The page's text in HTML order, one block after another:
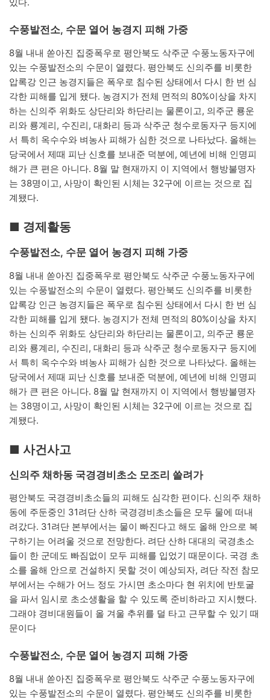
있다.
수풍발전소, 수문 열어 농경지 피해 가중
8월 내내 쏟아진 집중폭우로 평안북도 삭주군 수풍노동자구에
있는 수풍발전소의 수문이 열렸다. 평안북도 신의주를 비롯한
압록강 인근 농경지들은 폭우로 침수된 상태에서 다시 한 번 심
각한 피해를 입게 됐다. 농경지가 전체 면적의 80%이상을 차지
하는 신의주 위화도 상단리와 하단리는 물론이고, 의주군 룡운
리와 룡계리, 수진리, 대화리 등과 삭주군 청수로동자구 등지에
서 특히 옥수수와 벼농사 피해가 심한 것으로 나타났다. 올해는
당국에서 제때 피난 신호를 보내준 덕분에, 예년에 비해 인명피
해가 큰 편은 아니다. 8월 말 현재까지 이 지역에서 행방불명자
는 38명이고, 사망이 확인된 시체는 32구에 이르는 것으로 집
계됐다.
■ 경제활동
수풍발전소, 수문 열어 농경지 피해 가중
8월 내내 쏟아진 집중폭우로 평안북도 삭주군 수풍노동자구에
있는 수풍발전소의 수문이 열렸다. 평안북도 신의주를 비롯한
압록강 인근 농경지들은 폭우로 침수된 상태에서 다시 한 번 심
각한 피해를 입게 됐다. 농경지가 전체 면적의 80%이상을 차지
하는 신의주 위화도 상단리와 하단리는 물론이고, 의주군 룡운
리와 룡계리, 수진리, 대화리 등과 삭주군 청수로동자구 등지에
서 특히 옥수수와 벼농사 피해가 심한 것으로 나타났다. 올해는
당국에서 제때 피난 신호를 보내준 덕분에, 예년에 비해 인명피
해가 큰 편은 아니다. 8월 말 현재까지 이 지역에서 행방불명자
는 38명이고, 사망이 확인된 시체는 32구에 이르는 것으로 집
계됐다.
■ 사건사고
신의주 채하동 국경경비초소 모조리 쓸려가
평안북도 국경경비초소들의 피해도 심각한 편이다. 신의주 채하
동에 주둔중인 31려단 산하 국경경비초소들은 모두 물에 떠내
려갔다. 31려단 본부에서는 물이 빠진다고 해도 올해 안으로 복
구하기는 어려울 것으로 전망한다. 려단 산하 대대의 국경초소
들이 한 군데도 빠짐없이 모두 피해를 입었기 때문이다. 국경 초
소를 올해 안으로 건설하지 못할 것이 예상되자, 려단 작전 참모
부에서는 수해가 어느 정도 가시면 초소마다 현 위치에 반토굴
을 파서 임시로 초소생활을 할 수 있도록 준비하라고 지시했다.
그래야 경비대원들이 올 겨울 추위를 덜 타고 근무할 수 있기 때
문이다
수풍발전소, 수문 열어 농경지 피해 가중
8월 내내 쏟아진 집중폭우로 평안북도 삭주군 수풍노동자구에
있는 수풍발전소의 수문이 열렸다. 평안북도 신의주를 비롯한